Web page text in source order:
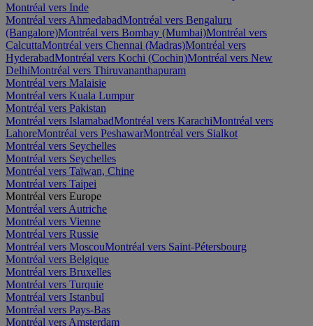
Montréal vers Inde
Montréal vers AhmedabadMontréal vers Bengaluru
(Bangalore)Montréal vers Bombay (Mumbai)Montréal vers
CalcuttaMontréal vers Chennai (Madras)Montréal vers
HyderabadMontréal vers Kochi (Cochin)Montréal vers New
DelhiMontréal vers Thiruvananthapuram
Montréal vers Malaisie
Montréal vers Kuala Lumpur
Montréal vers Pakistan
Montréal vers IslamabadMontréal vers KarachiMontréal vers
LahoreMontréal vers PeshawarMontréal vers Sialkot
Montréal vers Seychelles
Montréal vers Seychelles
Montréal vers Taïwan, Chine
Montréal vers Taipei
Montréal vers Europe
Montréal vers Autriche
Montréal vers Vienne
Montréal vers Russie
Montréal vers MoscouMontréal vers Saint-Pétersbourg
Montréal vers Belgique
Montréal vers Bruxelles
Montréal vers Turquie
Montréal vers Istanbul
Montréal vers Pays-Bas
Montréal vers Amsterdam